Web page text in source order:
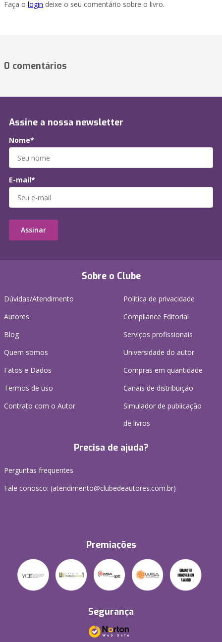
Faça o login deixe o seu comentário sobre o livro.
0 comentários
Sobre o Clube
Dúvidas/Atendimento
Autores
Blog
Quem somos
Fatos e Dados
Termos de uso
Contrato com o Autor
Política de privacidade
Compliance Editorial
Serviços profissionais
Universidade do autor
Compras em quantidade
Canais de distribuição
Simulador de publicação
de livros
Precisa de ajuda?
Perguntas frequentes
Fale conosco: (atendimento@clubedeautores.com.br)
Premiações
Segurança
Assine a nossa newsletter
Nome*
E-mail*
Assinar